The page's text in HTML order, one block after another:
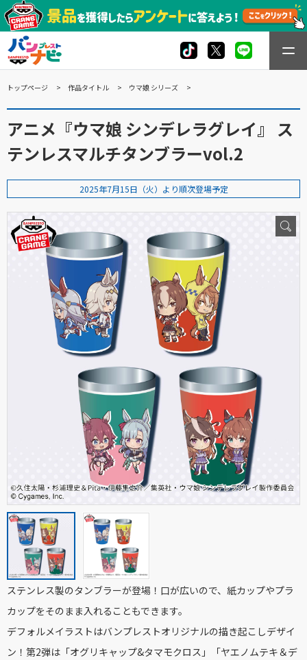
トップページ 作品タイトル ウマ娘 シリーズ
アニメ『ウマ娘 シンデレラグレイ』 ス
テンレスマルチタンブラーvol.2
2025年7月15日（火）より順次登場予定
ステンレス製のタンブラーが登場！口が広いので、紙カップやプラ
カップをそのまま入れることもできます。
デフォルメイラストはバンプレストオリジナルの描き起こしデザイ
ン！第2弾は「オグリキャップ&タマモクロス」「ヤエノムテキ＆デ